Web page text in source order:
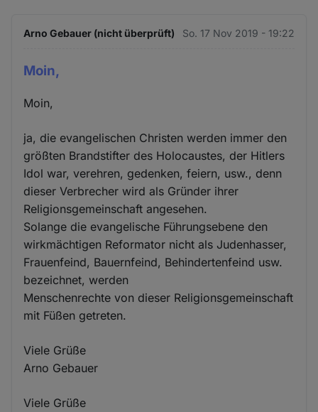
Arno Gebauer (nicht überprüft) So. 17 Nov 2019 - 19:22
Moin,
Moin,
ja, die evangelischen Christen werden immer den
größten Brandstifter des Holocaustes, der Hitlers
Idol war, verehren, gedenken, feiern, usw., denn
dieser Verbrecher wird als Gründer ihrer
Religionsgemeinschaft angesehen.
Solange die evangelische Führungsebene den
wirkmächtigen Reformator nicht als Judenhasser,
Frauenfeind, Bauernfeind, Behindertenfeind usw.
bezeichnet, werden
Menschenrechte von dieser Religionsgemeinschaft
mit Füßen getreten.
Viele Grüße
Arno Gebauer
Viele Grüße